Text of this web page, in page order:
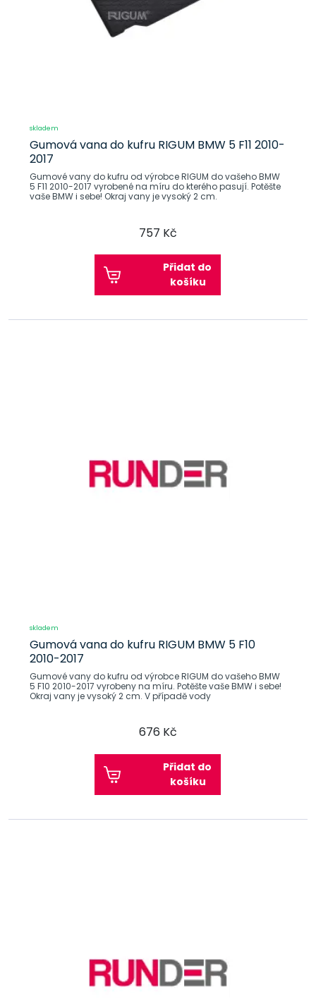
skladem
Gumová vana do kufru RIGUM BMW 5 F11 2010-
2017
Gumové vany do kufru od výrobce RIGUM do vašeho BMW
5 F11 2010-2017 vyrobené na míru do kterého pasují. Potěšte
vaše BMW i sebe! Okraj vany je vysoký 2 cm.
757 Kč
Přidat do
košíku
skladem
Gumová vana do kufru RIGUM BMW 5 F10
2010-2017
Gumové vany do kufru od výrobce RIGUM do vašeho BMW
5 F10 2010-2017 vyrobeny na míru. Potěšte vaše BMW i sebe!
Okraj vany je vysoký 2 cm. V případě vody
676 Kč
Přidat do
košíku